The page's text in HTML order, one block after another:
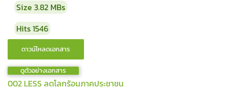
Size 3.82 MBs
Hits1546
ดูตัวอย่างเอกสาร
002 LESS ลดโลกร้อนภาคประชาชน